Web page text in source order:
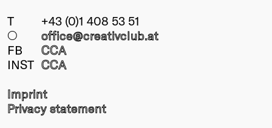
T
+43 (0)1 408 53 51
○
office@creativclub.at
FB
CCA
INST CCA
Imprint
Privacy statement